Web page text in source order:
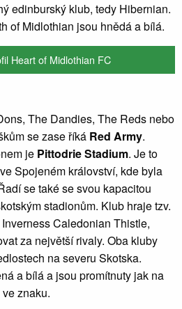
edinburský klub, tedy Hibernian.
of Midlothian jsou hnědá a bílá.
Heart of Midlothian FC
The Dandies, The Reds nebo
se zase říká Red Army.
je Pittodrie Stadium. Je to
Spojeném království, kde byla
se také se svou kapacitou
stadionům. Klub hraje tzv.
Caledonian Thistle,
za největší rivaly. Oba kluby
na severu Skotska.
a bílá a jsou promítnuty jak na
znaku.